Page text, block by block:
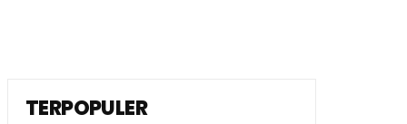
TERPOPULER